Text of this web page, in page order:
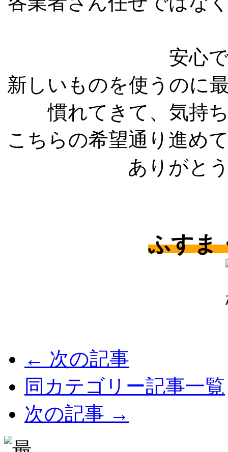
安心
新しいものを使うのに
慣れてきて、気持
こちらの希望通り進め
ありがと
ふすま
← 次の記事
同カテゴリー記事一覧
次の記事 →